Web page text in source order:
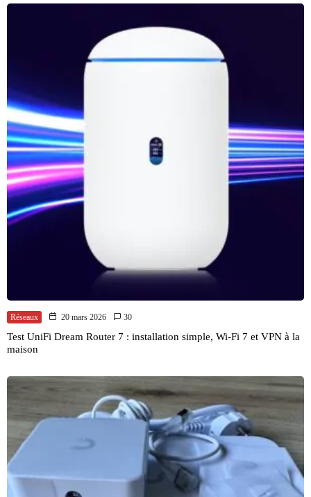
Réseaux 20 mars 2026 30
Test UniFi Dream Router 7 : installation simple, Wi-Fi 7 et VPN à la
maison